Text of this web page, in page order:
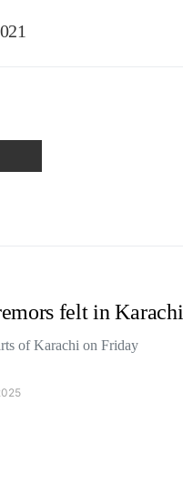
felt in Karachi
of Karachi on Friday